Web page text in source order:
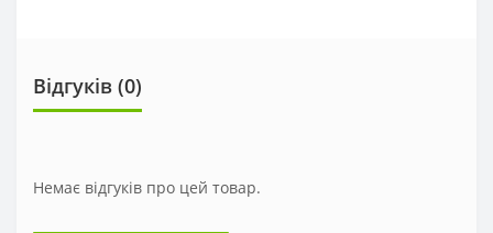
Відгуків (0)
Немає відгуків про цей товар.